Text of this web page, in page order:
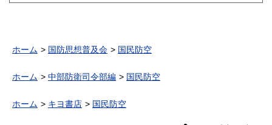
ホーム 国防思想普及会 国民防空
ホーム 中部防衛司令部編 国民防空
ホーム キヨ書店 国民防空